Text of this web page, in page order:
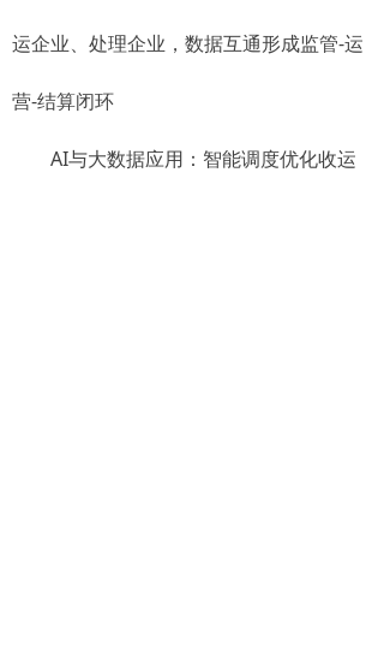
运企业、处理企业，数据互通形成监管-运
营-结算闭环
​​AI与大数据应用​​：智能调度优化收运